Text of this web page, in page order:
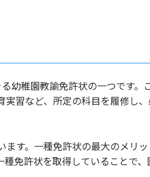
幼稚園教諭免許状の一つです。
習など、所定の科目を履修し
す。一種免許状の最大のメリッ
免許状を取得していることで、